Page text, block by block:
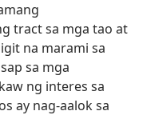
tract sa mga tao at
na marami sa
sa mga
ng interes sa
ay nag-aalok sa